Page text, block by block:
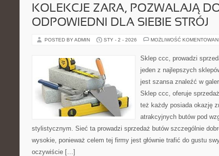
KOLEKCJE ZARA, POZWALAJĄ
ODPOWIEDNI DLA SIEBIE STRÓJ
POSTED BY ADMIN STY - 2 - 2026 MOŻLIWOŚĆ
Sklep ccc, prowadzi
jeden z najlepszych
jest szansa znaleźć w
Sklep ccc, oferuje
też każdy posiada okazję
atrakcyjnych butów pod
stylistycznym. Sieć ta prowadzi sprzedaż butów szczególnie
wysokie, ponieważ celem tej firmy jest głównie trafić do gustu
oczywiście […]